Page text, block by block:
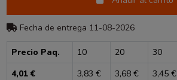
Fecha de entrega 11-08-2026
Precio Paq. 10 20 30
4,01 €
3,83 € 3,68 € 3,45 €